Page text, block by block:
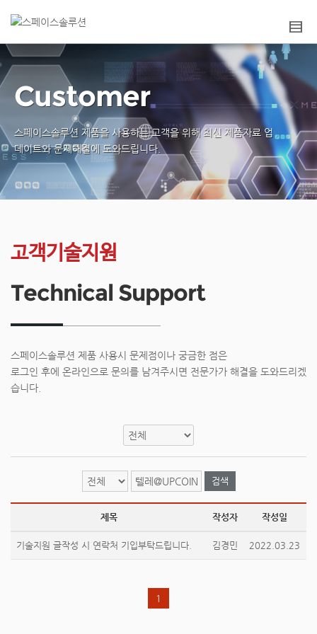
스페이스솔루션 제품을 사용하는 고객을 위해최신 제품자료 업
데이트와 문제해결에 도와드립니다.
Customer
고객기술지원
Technical Support
스페이스솔루션 제품 사용시 문제점이나 궁금한 점은
로그인 후에 온라인으로 문의를 남겨주시면 전문가가 해결을 도와드리겠
습니다.
검색
제목 작성자 작성일
기술지원 글작성 시 연락처 기입부탁드립니다. 김경민 2022.03.23
1